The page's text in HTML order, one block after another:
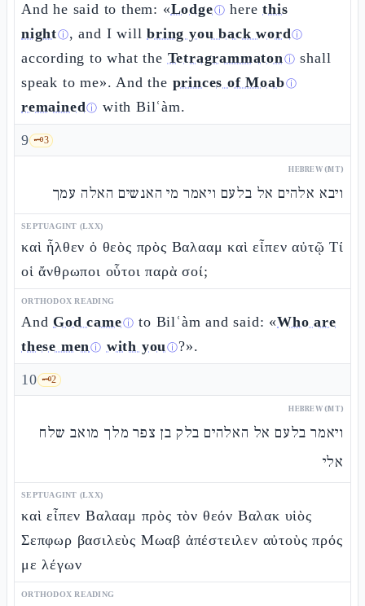
And he said to them: «Lodgeⓘ herethis
nightⓘ, and I willbring you back wordⓘ
according to what the Tetragrammatonⓘ shall
speak to me». And the princes of Moabⓘ
remainedⓘ with Bilʿàm.
9 🗝️3
HEBREW (MT)
ויבא אלהים אל בלעם ויאמר מי האנשים האלה עמך
SEPTUAGINT (LXX)
καὶ ἦλθεν ὁ θεὸς πρὸς Βαλααμ καὶ εἶπεν αὐτῷ Τί
οἱ ἄνθρωποι οὗτοι παρὰ σοί;
ORTHODOX READING
And God cameⓘ to Bilʿàm and said: «Who are
these menⓘ with youⓘ?».
10 🗝️2
HEBREW (MT)
ויאמר בלעם אל האלהים בלק בן צפר מלך מואב שלח
אלי
SEPTUAGINT (LXX)
καὶ εἶπεν Βαλααμ πρὸς τὸν θεόν Βαλακ υἱὸς
Σεπφωρ βασιλεὺς Μωαβ ἀπέστειλεν αὐτοὺς πρός
με λέγων
ORTHODOX READING